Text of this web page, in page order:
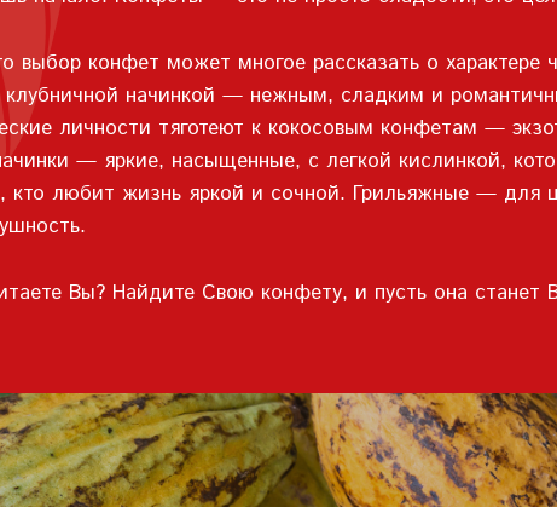
выбор конфет может многое рассказать о
начинкой — нежным, сладким и
личности тяготеют к кокосовым конфетам —
— яркие, насыщенные, с легкой кислинкой,
кто любит жизнь яркой и сочной. Грильяжные — для
Вы? Найдите Свою конфету, и пусть она